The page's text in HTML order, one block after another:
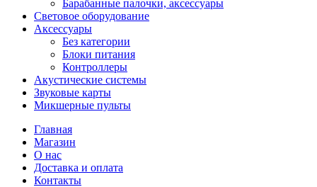
Барабанные палочки, аксессуары
Световое оборудование
Аксессуары
Без категории
Блоки питания
Контроллеры
Акустические системы
Звуковые карты
Микшерные пульты
Главная
Магазин
О нас
Доставка и оплата
Контакты